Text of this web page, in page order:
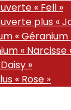
« Fell »
plus «
« Géranium
« Narcisse
»
« Rose »